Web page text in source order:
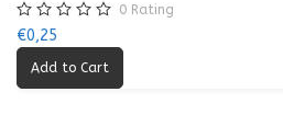
0 Rating
€0,25